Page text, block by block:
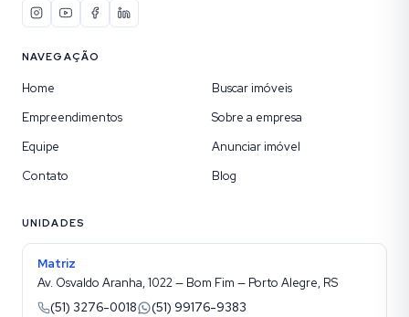
NAVEGAÇÃO
Home
Buscar imóveis
Empreendimentos
Sobre a empresa
Equipe
Anunciar imóvel
Contato
Blog
UNIDADES
Matriz
Av. Osvaldo Aranha, 1022 — Bom Fim — Porto Alegre, RS
(51) 3276-0018
(51) 99176-9383